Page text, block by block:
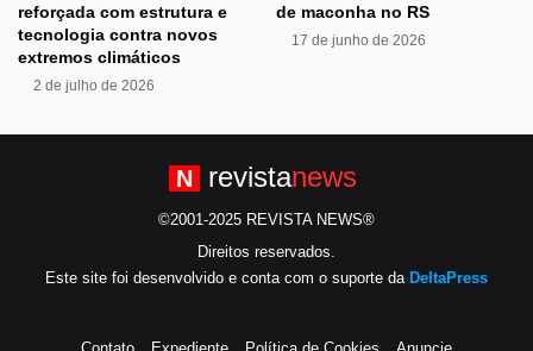
reforçada com estrutura e
tecnologia contra novos
extremos climáticos
2 de julho de 2026
de maconha no RS
17 de junho de 2026
N revistanews
©2001-2025 REVISTA NEWS®
Direitos reservados.
Este site foi desenvolvido e conta com o suporte da DeltaPress